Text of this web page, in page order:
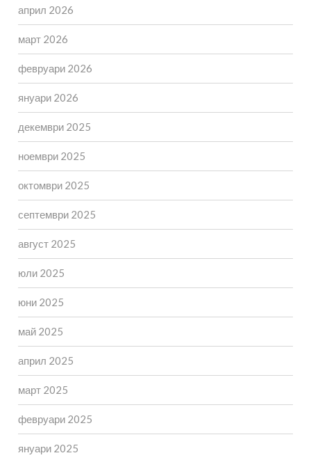
април 2026
март 2026
февруари 2026
януари 2026
декември 2025
ноември 2025
октомври 2025
септември 2025
август 2025
юли 2025
юни 2025
май 2025
април 2025
март 2025
февруари 2025
януари 2025